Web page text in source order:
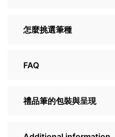
怎麼挑選筆種
FAQ
禮品筆的包裝與呈現